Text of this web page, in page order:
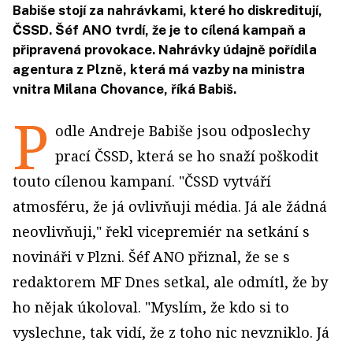
Babiše stojí za nahrávkami, které ho diskreditují,
ČSSD. Šéf ANO tvrdí, že je to cílená kampaň a
připravená provokace. Nahrávky údajně pořídila
agentura z Plzně, která má vazby na ministra
vnitra Milana Chovance, říká Babiš.
P odle Andreje Babiše jsou odposlechy
prací ČSSD, která se ho snaží poškodit
touto cílenou kampaní. "ČSSD vytváří
atmosféru, že já ovlivňuji média. Já ale žádná
neovlivňuji," řekl vicepremiér na setkání s
novináři v Plzni. Šéf ANO přiznal, že se s
redaktorem MF Dnes setkal, ale odmítl, že by
ho nějak úkoloval. "Myslím, že kdo si to
vyslechne, tak vidí, že z toho nic nevzniklo. Já